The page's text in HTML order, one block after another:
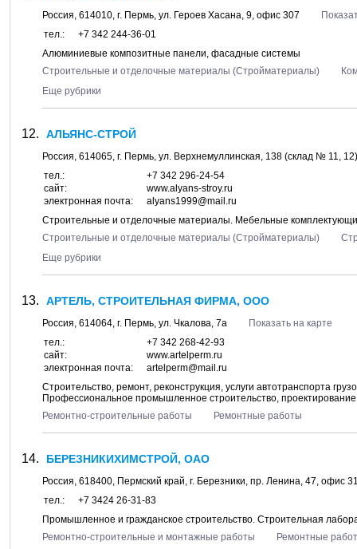
Россия, 614010, г. Пермь, ул. Героев Хасана, 9, офис 307
тел.:
+7 342 244-36-01
Алюминиевые композитные панели, фасадные системы
Строительные и отделочные материалы (Стройматериалы)
Еще рубрики
АЛЬЯНС-СТРОЙ
Россия, 614065, г. Пермь, ул. Верхнемуллинская, 138 (склад № 11,
тел.:
+7 342 296-24-54
сайт:
www.alyans-stroy.ru
электронная почта:
alyans1999@mail.ru
Строительные и отделочные материалы. Мебельные
Строительные и отделочные материалы (Стройматериалы)
Еще рубрики
АРТЕЛЬ, СТРОИТЕЛЬНАЯ ФИРМА, ООО
Россия, 614064, г. Пермь, ул. Чкалова, 7а
Показать на карте
тел.:
+7 342 268-42-93
сайт:
www.artelperm.ru
электронная почта:
artelperm@mail.ru
Строительство, ремонт, реконструкция, услуги автотранспорта
Профессиональное промышленное строительство,
Ремонтно-строительные работы
Ремонтные работы
БЕРЕЗНИКИХИМСТРОЙ, ОАО
Россия, 618400, Пермский край, г. Березники, пр. Ленина, 47, офис
тел.:
+7 3424 26-31-83
Промышленное и гражданское строительство. Строительная
Ремонтно-строительные и монтажные работы
Ремонтные